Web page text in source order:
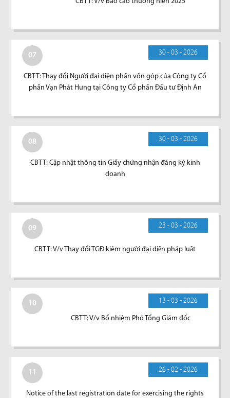
07 30 - 03 - 2026
CBTT: Thay đổi Người đai diện phần vốn góp của Công ty Cổ
phần Vạn Phát Hưng tại Công ty Cổ phần Đầu tư Định An
08 30 - 03 - 2026
CBTT: Cập nhật thông tin Giấy chứng nhận đăng ký kinh
doanh
09 23 - 03 - 2026
CBTT: V/v Thay đổi TGĐ kiêm người đại diện pháp luật
10 13 - 03 - 2026
CBTT: V/v Bổ nhiệm Phó Tổng Giám đốc
11 26 - 02 - 2026
Notice of the last registration date for exercising the rights